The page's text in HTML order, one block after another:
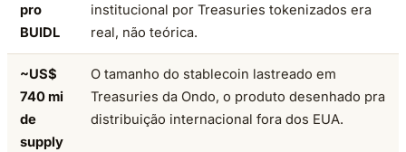
pro
BUIDL
institucional por Treasuries tokenizados era
real, não teórica.
~US$
740 mi
de
supply
O tamanho do stablecoin lastreado em
Treasuries da Ondo, o produto desenhado pra
distribuição internacional fora dos EUA.